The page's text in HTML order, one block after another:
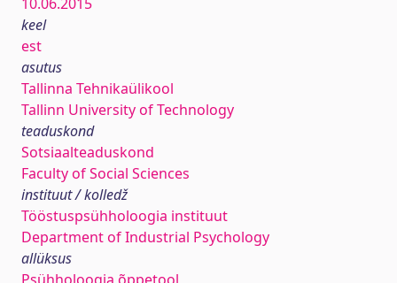
keel
est
asutus
Tallinna Tehnikaülikool
Tallinn University of Technology
teaduskond
Sotsiaalteaduskond
Faculty of Social Sciences
instituut / kolledž
Tööstuspsühholoogia instituut
Department of Industrial Psychology
allüksus